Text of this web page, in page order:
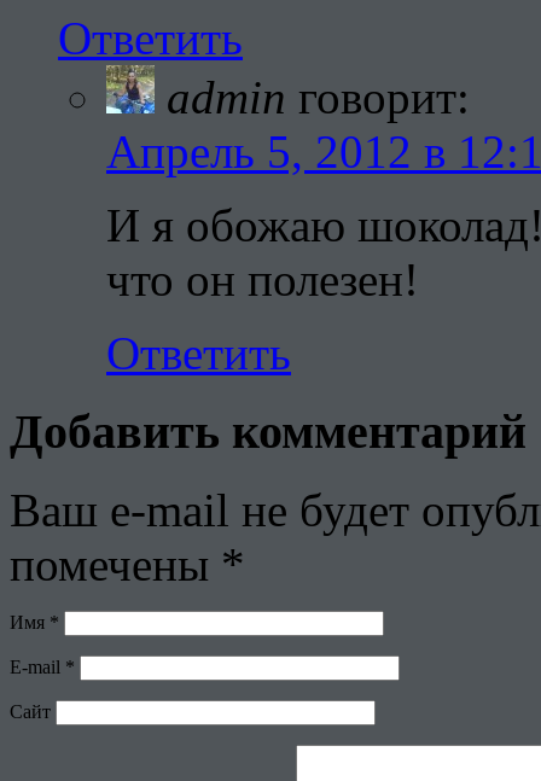
Ответить
admin говорит:
Апрель 5, 2012 в
И я обожаю шоколад!
что он полезен!
Ответить
Добавить комментарий
Ваш e-mail не будет
помечены *
Имя *
E-mail *
Сайт